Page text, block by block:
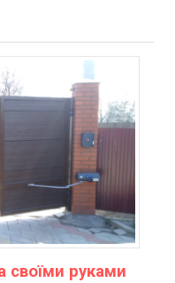
своїми руками